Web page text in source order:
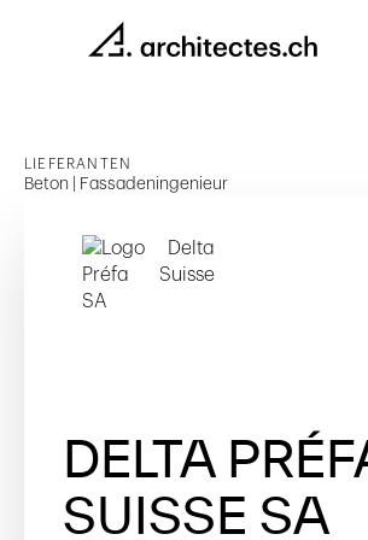
LIEFERANTEN
Beton | Fassadeningenieur
DELTA
SUISSE SA